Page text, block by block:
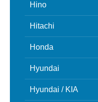
Hino
Hitachi
Honda
Hyundai
Hyundai / KIA